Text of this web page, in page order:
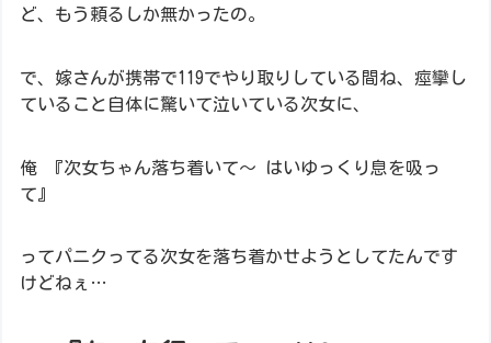
ど、もう頼るしか無かったの。
で、嫁さんが携帯で119でやり取りしている間ね、痙攣し
ていること自体に驚いて泣いている次女に、
俺 『次女ちゃん落ち着いて～ はいゆっくり息を吸っ
て』
ってパニクってる次女を落ち着かせようとしてたんです
けどねぇ…